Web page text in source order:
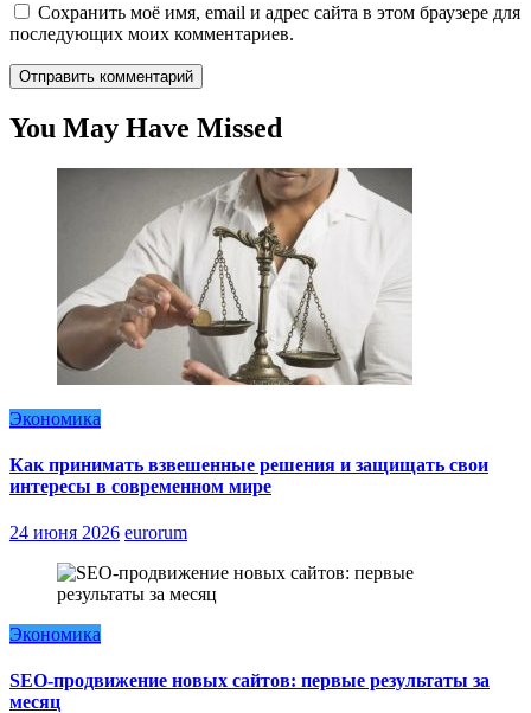
Сохранить моё имя, email и адрес сайта в этом браузере для
последующих моих комментариев.
You May Have Missed
Экономика
Как принимать взвешенные решения и защищать свои
интересы в современном мире
24 июня 2026 eurorum
Экономика
SEO-продвижение новых сайтов: первые результаты за
месяц